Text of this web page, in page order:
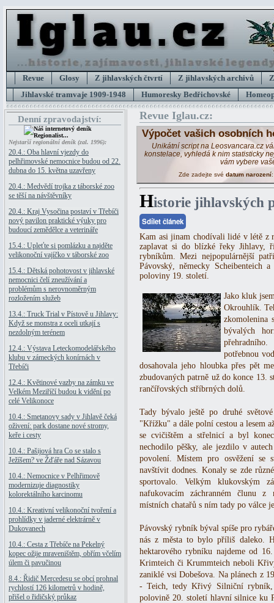
Revue Glosy Z jihlavských čtvrtí Z jihlavských archivů
Jihlavské tramvaje 1909-1948
Humoresky Bedřichovské
Denní zpravodajství:
Nejstarší regionální deník (zal. 1996):
20.4.: Oba hlavní vjezdy do
pelhřimovské nemocnice budou od 22.
dubna do 15. května uzavřeny
20.4.: Medvědí trojka z táborské zoo
se těší na návštěvníky
20.4.: Kraj Vysočina postaví v Třebíči
nový pavilon praktické výuky pro
budoucí zemědělce a veterináře
15.4.: Upleťte si pomlázku a najděte
velikonoční vajíčko v táborské zoo
15.4.: Dětská pohotovost v jihlavské
nemocnici čelí zneužívání a
problémům s nerovnoměrným
rozložením služeb
13.4.: Truck Trial v Pístově u Jihlavy:
Když se monstra z oceli utkají s
nezdolným terénem
12.4.: Výstava Leteckomodelářského
klubu v zámeckých konírnách v
Třebíči
12.4.: Květinové vazby na zámku ve
Velkém Meziříčí budou k vidění po
celé Velikonoce
10.4.: Smetanovy sady v Jihlavě čeká
oživení: park dostane nové stromy,
keře i cesty
10.4.: Pašijová hra Co se stalo s
Ježíšem? ve Žďáře nad Sázavou
10.4.: Nemocnice v Pelhřimově
modernizuje diagnostiky
kolorektálního karcinomu
10.4.: Kreativní velikonoční tvoření a
prohlídky v jaderné elektrárně v
Dukovanech
10.4.: Cesta z Třebíče na Pekelný
kopec ožije mraveništěm, obřím včelím
úlem či pavučinou
8.4.: Řidič Mercedesu se obcí prohnal
rychlostí 126 kilometrů v hodině,
přišel o řidičský průkaz
Revue Iglau.cz:
Výpočet vašich osobních
Unikátní script na Leosvancara.cz
konstelace, vyhledá k nim statisticky
vám vybere
Zde zadejte své datum narození
Historie jihlavských
Sdílet článek
Kam asi jinam chodívali lidé v létě z
zaplavat si do blízké řeky Jihlavy,
rybníkům. Mezi nejpopulárnější
Pávovský, německy Scheibenteich
poloviny 19. století.
Jako kluk
Okrouhlík.
zkomolenina
bývalých
potřebnou
dosahovala jeho hloubka přes pět
zbudovaných patrně už do konce 13.
rančířovských stříbrných dolů.
Tady bývalo ještě po druhé
"Křížku" a dále polní cestou a lesem
se cvičištěm a střelnicí a byl
nechodilo pěšky, ale jezdilo v
povolení. Místem pro osvěžení se
navštívit dodnes. Konaly se zde
sportovalo. Velkým klukovským
nafukovacím záchranném člunu z
místních chatařů s ním tady po válce
Pávovský rybník býval spíše pro
nás z města to bylo příliš daleko.
hektarového rybníku najdeme od
Krimteich či Krummteich neboli
zaniklé vsi Dobešova. Na plánech z
- Teich, tedy Křivý Silniční
polovině 20. století hlavní silnice ku